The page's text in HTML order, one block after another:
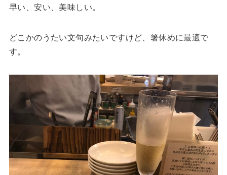
早い、安い、美味しい。
どこかのうたい文句みたいですけど、箸休めに最適で
す。